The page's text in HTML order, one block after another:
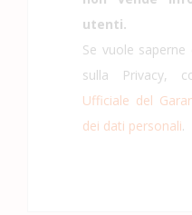
utenti.
Se vuole
sulla Privacy,
Ufficiale del
dei dati personali.